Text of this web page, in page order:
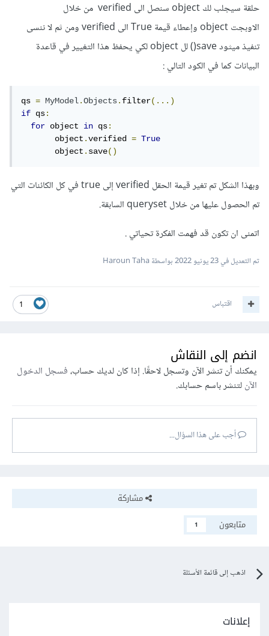
حلقة سيجلب لك object سنصل الى verified من خلال
الاوبجت object وإعطاء قيمة True الى verified ومن ثم لا ننسى
تنفيذ ميثود save() لل object لكي يحفظ هذا التغيير في قاعدة
البيانات كما في الكود التالي :
qs = MyModel.Objects.filter(...)
if qs:
for object in qs:
       object
.verified =
True
       object
.save()
وبهذا الشكل تم تغير قيمة الحقل verified إلى true في كل الكائنات التي
تم الحصول عليها من خلال queryset السابقة.
اتمنى ان تكون قد فهمت الفكرة تحياتي .
تم التعديل في23 يونيو 2022 بواسطة Haroun Taha
1 اقتباس
انضم إلى النقاش
يمكنك أن تنشر الآن وتسجل لاحقًا. إذا كان لديك حساب،فسجل الدخول
الآنلتنشر باسم حسابك.
أجب على هذا السؤال...
مشاركة
متابعون
1
اذهب إلى قائمة الأسئلة
إعلانات